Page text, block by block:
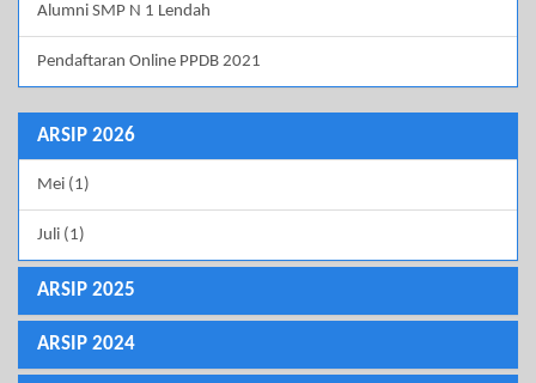
Alumni SMP N 1 Lendah
Pendaftaran Online PPDB 2021
ARSIP 2026
Mei (1)
Juli (1)
ARSIP 2025
ARSIP 2024